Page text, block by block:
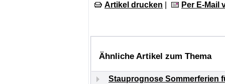
Artikel drucken Per E-Mail
Ähnliche Artikel zum Thema
Stauprognose Sommerferien